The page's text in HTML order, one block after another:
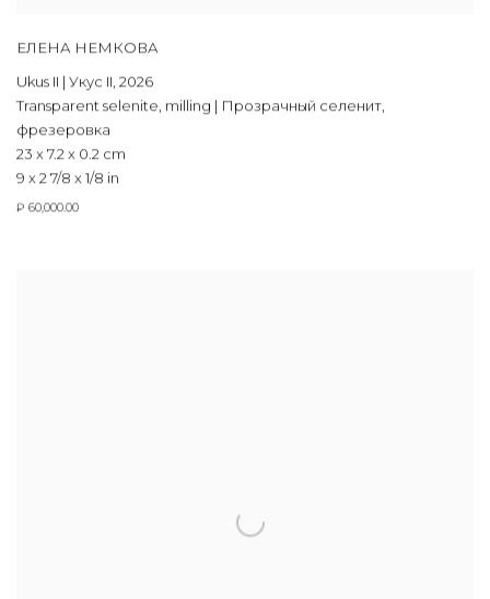
ЕЛЕНА НЕМКОВА
Ukus II | Укус II, 2026
Transparent selenite, milling | Прозрачный селенит,
фрезеровка
23 x 7.2 x 0.2 cm
9 x 2 7/8 x 1/8 in
₽ 60,000.00